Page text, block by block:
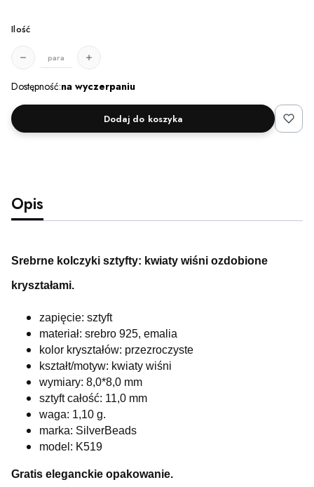
Ilość
para
Dostępność:na wyczerpaniu
Dodaj do koszyka
Opis
Srebrne kolczyki sztyfty: kwiaty wiśni ozdobione
kryształami.
zapięcie: sztyft
materiał: srebro 925, emalia
kolor kryształów: przezroczyste
kształt/motyw: kwiaty wiśni
wymiary: 8,0*8,0 mm
sztyft całość: 11,0 mm
waga: 1,10 g.
marka: SilverBeads
model: K519
Gratis eleganckie opakowanie.